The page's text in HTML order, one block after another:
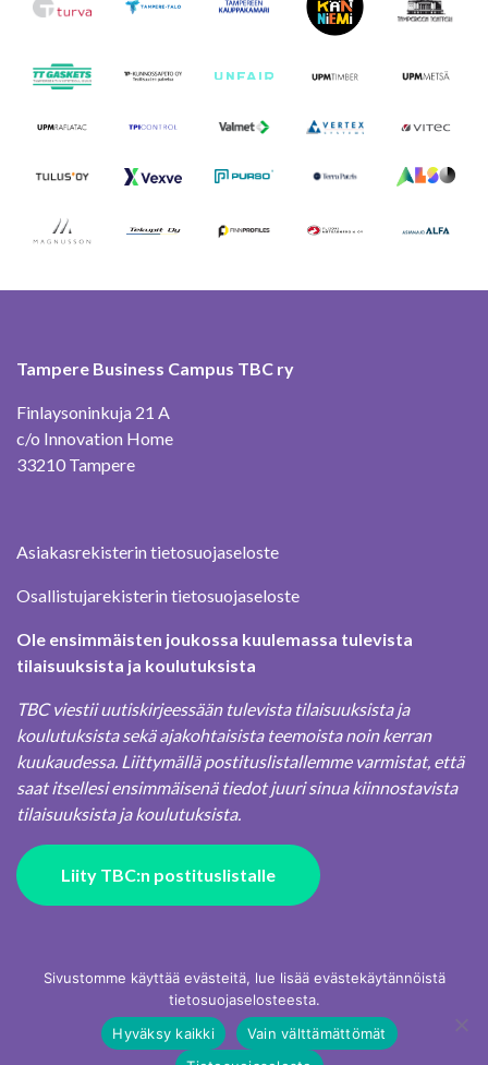
Tampere Business Campus TBC ry
Finlaysoninkuja 21 A
c/o Innovation Home
33210 Tampere
Asiakasrekisterin tietosuojaseloste
Osallistujarekisterin tietosuojaseloste
Ole ensimmäisten joukossa kuulemassa tulevista
tilaisuuksista ja koulutuksista
TBC viestii uutiskirjeessään tulevista tilaisuuksista ja
koulutuksista sekä ajakohtaisista teemoista noin kerran
kuukaudessa. Liittymällä postituslistallemme varmistat, että
saat itsellesi ensimmäisenä tiedot juuri sinua kiinnostavista
tilaisuuksista ja koulutuksista.
Liity TBC:n postituslistalle
Sivustomme käyttää evästeitä, lue lisää evästekäytännöistä
tietosuojaselosteesta.
Hyväksy kaikki
Vain välttämättömät